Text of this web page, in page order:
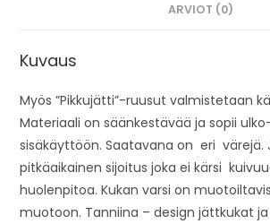
ARVIOT (0)
Kuvaus
Myös ”Pikkujätti”-ruusut valmistetaan
Materiaali on säänkestävää ja sopii
sisäkäyttöön. Saatavana on eri värejä.
pitkäaikainen sijoitus joka ei kärsi
huolenpitoa. Kukan varsi on
muotoon. Tanniina – design jättkukat